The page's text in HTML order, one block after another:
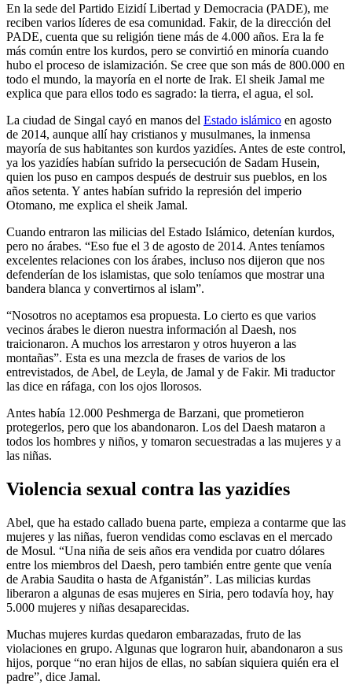
En la sede del Partido Eizidí Libertad y Democracia (PADE), me
reciben varios líderes de esa comunidad. Fakir, de la dirección del
PADE, cuenta que su religión tiene más de 4.000 años. Era la fe
más común entre los kurdos, pero se convirtió en minoría cuando
hubo el proceso de islamización. Se cree que son más de 800.000 en
todo el mundo, la mayoría en el norte de Irak. El sheik Jamal me
explica que para ellos todo es sagrado: la tierra, el agua, el sol.
La ciudad de Singal cayó en manos del Estado islámico en agosto
de 2014, aunque allí hay cristianos y musulmanes, la inmensa
mayoría de sus habitantes son kurdos yazidíes. Antes de este control,
ya los yazidíes habían sufrido la persecución de Sadam Husein,
quien los puso en campos después de destruir sus pueblos, en los
años setenta. Y antes habían sufrido la represión del imperio
Otomano, me explica el sheik Jamal.
Cuando entraron las milicias del Estado Islámico, detenían kurdos,
pero no árabes. “Eso fue el 3 de agosto de 2014. Antes teníamos
excelentes relaciones con los árabes, incluso nos dijeron que nos
defenderían de los islamistas, que solo teníamos que mostrar una
bandera blanca y convertirnos al islam”.
“Nosotros no aceptamos esa propuesta. Lo cierto es que varios
vecinos árabes le dieron nuestra información al Daesh, nos
traicionaron. A muchos los arrestaron y otros huyeron a las
montañas”. Esta es una mezcla de frases de varios de los
entrevistados, de Abel, de Leyla, de Jamal y de Fakir. Mi traductor
las dice en ráfaga, con los ojos llorosos.
Antes había 12.000 Peshmerga de Barzani, que prometieron
protegerlos, pero que los abandonaron. Los del Daesh mataron a
todos los hombres y niños, y tomaron secuestradas a las mujeres y a
las niñas.
Violencia sexual contra las yazidíes
Abel, que ha estado callado buena parte, empieza a contarme que las
mujeres y las niñas, fueron vendidas como esclavas en el mercado
de Mosul. “Una niña de seis años era vendida por cuatro dólares
entre los miembros del Daesh, pero también entre gente que venía
de Arabia Saudita o hasta de Afganistán”. Las milicias kurdas
liberaron a algunas de esas mujeres en Siria, pero todavía hoy, hay
5.000 mujeres y niñas desaparecidas.
Muchas mujeres kurdas quedaron embarazadas, fruto de las
violaciones en grupo. Algunas que lograron huir, abandonaron a sus
hijos, porque “no eran hijos de ellas, no sabían siquiera quién era el
padre”, dice Jamal.